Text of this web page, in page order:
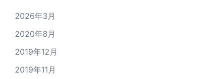
2026年3月
2020年8月
2019年12月
2019年11月